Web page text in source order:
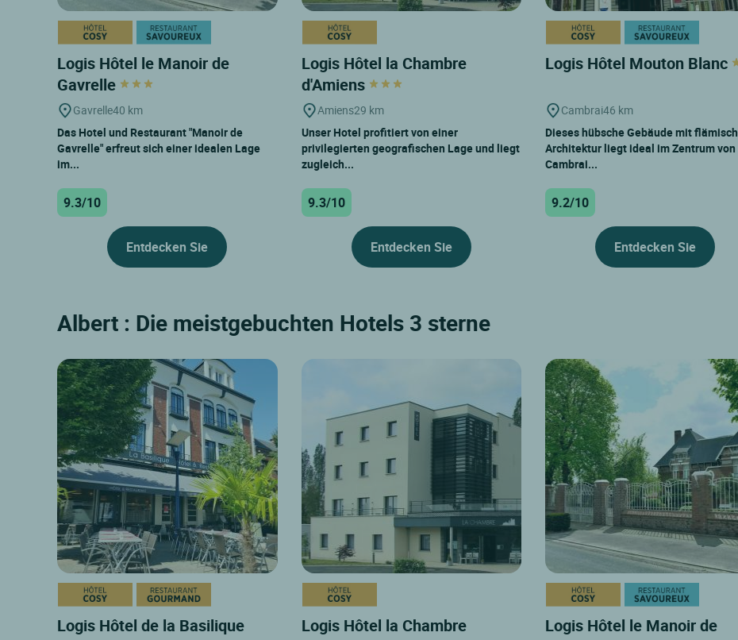
Logis Hôtel le Manoir de
Gavrelle
Gavrelle40 km
Das Hotel und Restaurant "Manoir de
Gavrelle" erfreut sich einer idealen Lage
im...
9.3/10
Entdecken Sie
Logis Hôtel la Chambre
d'Amiens
Amiens29 km
Unser Hotel profitiert von einer
privilegierten geografischen Lage und liegt
zugleich...
9.3/10
Entdecken Sie
Logis Hôtel Mouton Blanc
Cambrai46 km
Dieses hübsche Gebäude mit
Architektur liegt ideal im Zentrum von
Cambrai...
9.2/10
Entdecken Sie
Albert : Die meistgebuchten Hotels 3 sterne
Logis Hôtel de la Basilique
Logis Hôtel la Chambre
Logis Hôtel le Manoir de